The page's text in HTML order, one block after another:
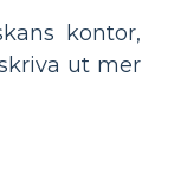
kontor,
ut mer